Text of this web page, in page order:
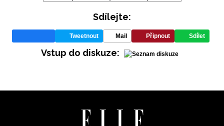
Sdílejte:
Tweetnout Mail Připnout Sdílet
Vstup do diskuze: